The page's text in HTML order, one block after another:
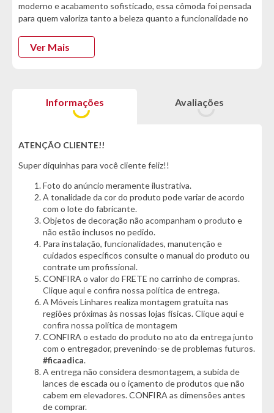
moderno e acabamento sofisticado, essa cômoda foi pensada
para quem valoriza tanto a beleza quanto a funcionalidade no
Informações Técnicas:
- Puxadores Madeirados
- Molduras Frisada
Dimensões:
- Altura: 97cm
- Largura: 136cm
- Profundidade: 45cm
*Garantia do Fornecedor: 3 Meses (Se conter vidro ou
espelho danificado/quebrado, o prazo para solicitar a troca é
de até 7 dias corridos após a data da entrega)*
Ver Mais
Informações Avaliações
ATENÇÃO CLIENTE!!
Super diquinhas para você cliente feliz!!
Foto do anúncio meramente ilustrativa.
A tonalidade da cor do produto pode variar de acordo
com o lote do fabricante.
Objetos de decoração não acompanham o produto e
não estão inclusos no pedido.
Para instalação, funcionalidades, manutenção e
cuidados específicos consulte o manual do produto ou
contrate um profissional.
CONFIRA o valor do FRETE no carrinho de compras.
Clique aqui e confira nossa política de entrega.
A Móveis Linhares realiza montagem gratuita nas
regiões próximas às nossas lojas físicas.Clique aqui e
confira nossa política de montagem
CONFIRA o estado do produto no ato da entrega junto
com o entregador, prevenindo-se de problemas futuros.
#ficaadica.
A entrega não considera desmontagem, a subida de
lances de escada ou o içamento de produtos que não
cabem em elevadores. CONFIRA as dimensões antes
de comprar.